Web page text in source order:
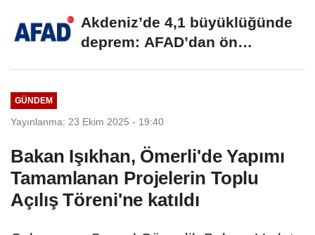
Akdeniz’de 4,1 büyüklüğünde
deprem: AFAD’dan ön
GÜNDEM
Yayınlanma: 23 Ekim 2025 - 19:40
Bakan Işıkhan, Ömerli'de Yapımı
Tamamlanan Projelerin Toplu
Açılış Töreni'ne katıldı